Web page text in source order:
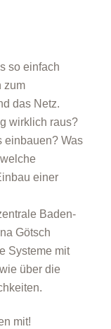
so einfach
zum
das Netz.
wirklich raus?
einbauen? Was
einer
Baden-
Götsch
Systeme mit
über die
mit!